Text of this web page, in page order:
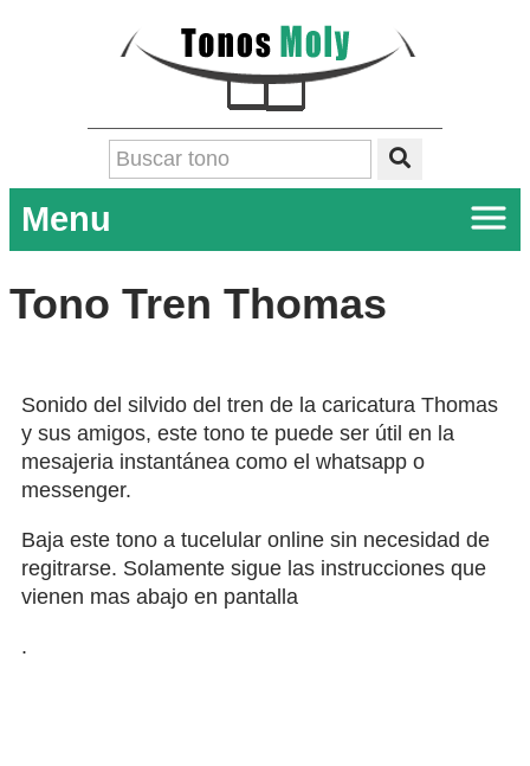
Menu
Tono Tren Thomas
Sonido del silvido del tren de la caricatura Thomas
y sus amigos, este tono te puede ser útil en la
mesajeria instantánea como el whatsapp o
messenger.
Baja este tono a tucelular online sin necesidad de
regitrarse. Solamente sigue las instrucciones que
vienen mas abajo en pantalla
.